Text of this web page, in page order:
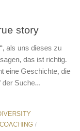
story
als uns dieses zu
das ist richtig.
eine Geschichte, die
der Suche...
/